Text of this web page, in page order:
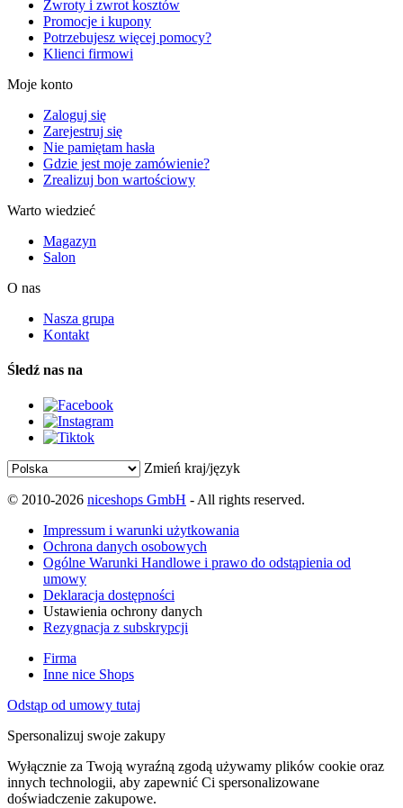
Zwroty i zwrot kosztów
Promocje i kupony
Potrzebujesz więcej pomocy?
Klienci firmowi
Moje konto
Zaloguj się
Zarejestruj się
Nie pamiętam hasła
Gdzie jest moje zamówienie?
Zrealizuj bon wartościowy
Warto wiedzieć
Magazyn
Salon
O nas
Nasza grupa
Kontakt
Śledź nas na
Zmień kraj/język
© 2010-2026 niceshops GmbH - All rights reserved.
Impressum i warunki użytkowania
Ochrona danych osobowych
Ogólne Warunki Handlowe i prawo do odstąpienia od
umowy
Deklaracja dostępności
Ustawienia ochrony danych
Rezygnacja z subskrypcji
Firma
Inne nice Shops
Odstąp od umowy tutaj
Spersonalizuj swoje zakupy
Wyłącznie za Twoją wyraźną zgodą używamy plików cookie oraz
innych technologii, aby zapewnić Ci spersonalizowane
doświadczenie zakupowe.